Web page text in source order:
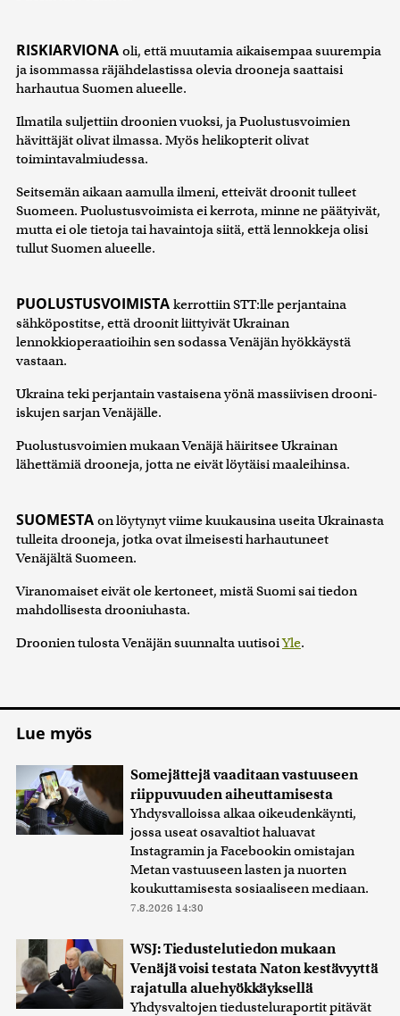
RISKIARVIONA oli, että muutamia aikaisempaa suurempia
ja isommassa räjähdelastissa olevia drooneja saattaisi
harhautua Suomen alueelle.
Ilmatila suljettiin droonien vuoksi, ja Puolustusvoimien
hävittäjät olivat ilmassa. Myös helikopterit olivat
toimintavalmiudessa.
Seitsemän aikaan aamulla ilmeni, etteivät droonit tulleet
Suomeen. Puolustusvoimista ei kerrota, minne ne päätyivät,
mutta ei ole tietoja tai havaintoja siitä, että lennokkeja olisi
tullut Suomen alueelle.
PUOLUSTUSVOIMISTA kerrottiin STT:lle perjantaina
sähköpostitse, että droonit liittyivät Ukrainan
lennokkioperaatioihin sen sodassa Venäjän hyökkäystä
vastaan.
Ukraina teki perjantain vastaisena yönä massiivisen drooni-
iskujen sarjan Venäjälle.
Puolustusvoimien mukaan Venäjä häiritsee Ukrainan
lähettämiä drooneja, jotta ne eivät löytäisi maaleihinsa.
SUOMESTA on löytynyt viime kuukausina useita Ukrainasta
tulleita drooneja, jotka ovat ilmeisesti harhautuneet
Venäjältä Suomeen.
Viranomaiset eivät ole kertoneet, mistä Suomi sai tiedon
mahdollisesta drooniuhasta.
Droonien tulosta Venäjän suunnalta uutisoiYle.
Lue myös
Somejättejä vaaditaan vastuuseen
riippuvuuden aiheuttamisesta
Yhdysvalloissa alkaa oikeudenkäynti,
jossa useat osavaltiot haluavat
Instagramin ja Facebookin omistajan
Metan vastuuseen lasten ja nuorten
koukuttamisesta sosiaaliseen mediaan.
7.8.2026 14:30
WSJ: Tiedustelutiedon mukaan
Venäjä voisi testata Naton kestävyyttä
rajatulla aluehyökkäyksellä
Yhdysvaltojen tiedusteluraportit pitävät